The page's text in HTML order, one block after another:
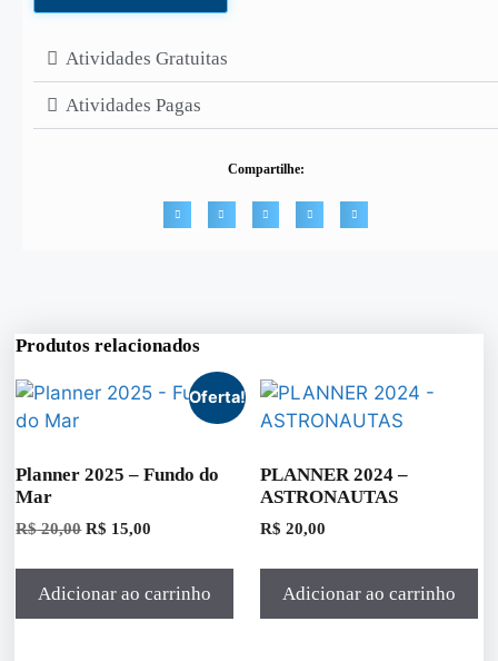
Atividades Gratuitas
Atividades Pagas
Compartilhe:
Produtos relacionados
Oferta!
Planner 2025 – Fundo do
Mar
R$20,00 R$ 15,00
Adicionar ao carrinho
PLANNER 2024 –
ASTRONAUTAS
R$ 20,00
Adicionar ao carrinho